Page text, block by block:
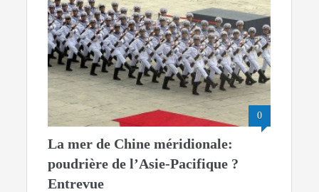
0
La mer de Chine méridionale:
poudrière de l’Asie-Pacifique ?
Entrevue